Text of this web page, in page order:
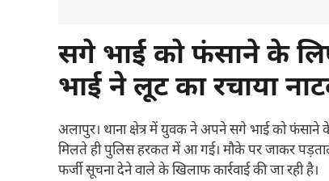
सगे भाई को फंसाने के
भाई ने लूट का रचाया
अलापुर। थाना क्षेत्र में युवक ने अपने सगे भाई को
मिलते ही पुलिस हरकत में आ गई। मौके पर जाकर
फर्जी सूचना देने वाले के खिलाफ कार्रवाई की जा रही है।